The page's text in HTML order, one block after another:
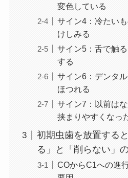
変色している
サイン4：冷たい
けしみる
サイン5：舌で触
する
サイン6：デンタ
ほつれる
サイン7：以前は
挟まりやすくなっ
初期虫歯を放置する
る」と「削らない」
COからC1への進